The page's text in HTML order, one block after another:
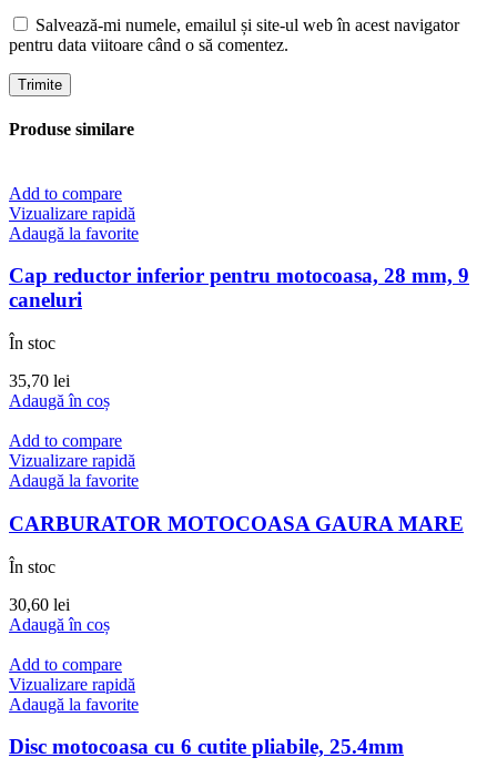
Salvează-mi numele, emailul și site-ul web în acest navigator
pentru data viitoare când o să comentez.
Produse similare
Add to compare
Vizualizare rapidă
Adaugă la favorite
Cap reductor inferior pentru motocoasa, 28 mm, 9
caneluri
În stoc
35,70 lei
Adaugă în coș
Add to compare
Vizualizare rapidă
Adaugă la favorite
CARBURATOR MOTOCOASA GAURA MARE
În stoc
30,60 lei
Adaugă în coș
Add to compare
Vizualizare rapidă
Adaugă la favorite
Disc motocoasa cu 6 cutite pliabile, 25.4mm